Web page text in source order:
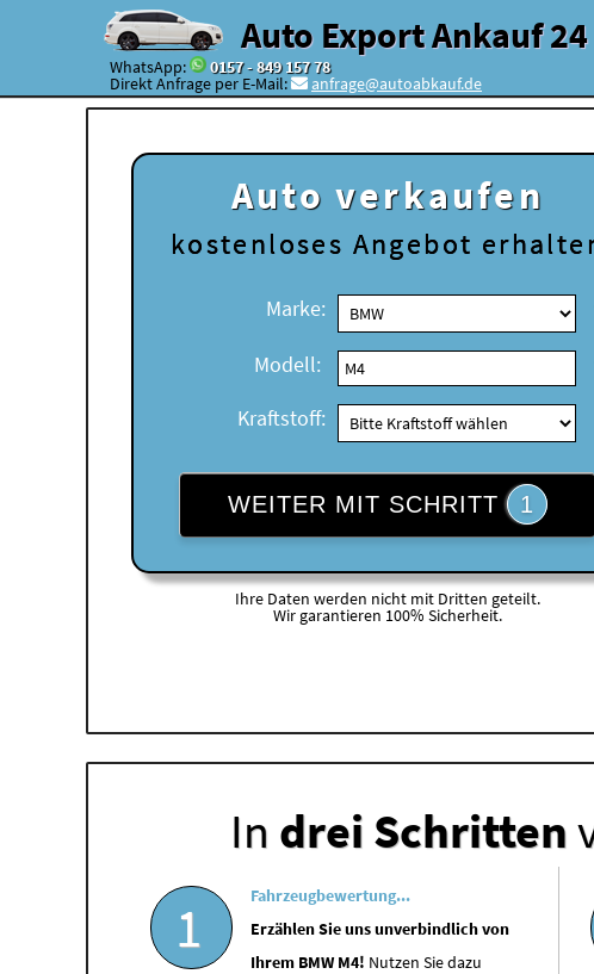
Auto Export Ankauf 24
WhatsApp: 0157 - 849 157 78
Direkt Anfrage per E-Mail: anfrage@autoabkauf.de
Auto verkaufen
kostenloses Angebot
Marke:
Modell:
Kraftstoff:
WEITER MIT SCHRITT 1
Ihre Daten werden nicht mit Dritten geteilt.
Wir garantieren 100% Sicherheit.
In drei Schritten
1
Fahrzeugbewertung...
Erzählen Sie uns unverbindlich von
Ihrem BMW M4! Nutzen Sie dazu